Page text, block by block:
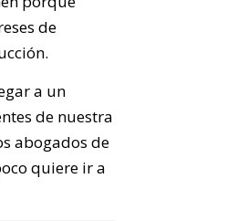
de
a un
de nuestra
abogados de
quiere ir a